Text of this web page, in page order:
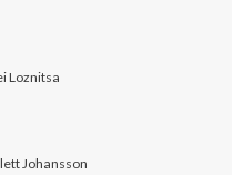
Loznitsa
Johansson